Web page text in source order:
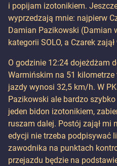
i popijam izotonikiem.
wyprzedzają mnie: najpierw
Damian Pazikowski (Damian
kategorii SOLO, a Czarek
O godzinie 12:24 dojeżdżam
Warmińskim na 51 kilometrze
jazdy wynosi 32,5 km/h. W
Pazikowski ale bardzo
jeden bidon izotonikiem,
ruszam dalej. Postój zajął mi
edycji nie trzeba podpisywać
zawodnika na punktach
przejazdu będzie na